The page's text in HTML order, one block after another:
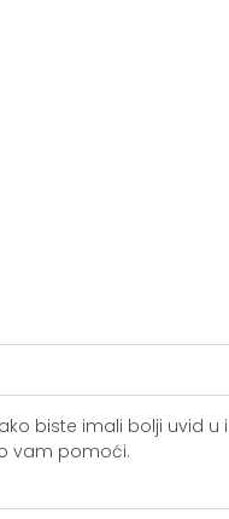
biste imali bolji uvid u
vam pomoći.